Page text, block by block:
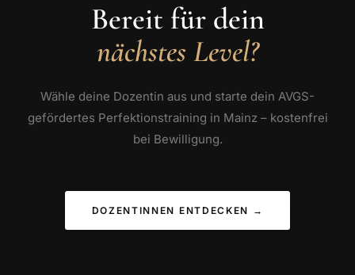
Bereit für dein
nächstes Level?
Wähle deine Dozentin aus und starte dein AVGS-
gefördertes Perfektionstraining in Mainz – kostenfrei
bei Bewilligung.
DOZENTINNEN ENTDECKEN →